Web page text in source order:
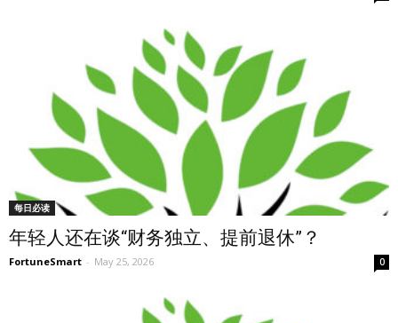
每日必读
年轻人还在谈“财务独立、提前退休”？
FortuneSmart - May 25, 2026 0